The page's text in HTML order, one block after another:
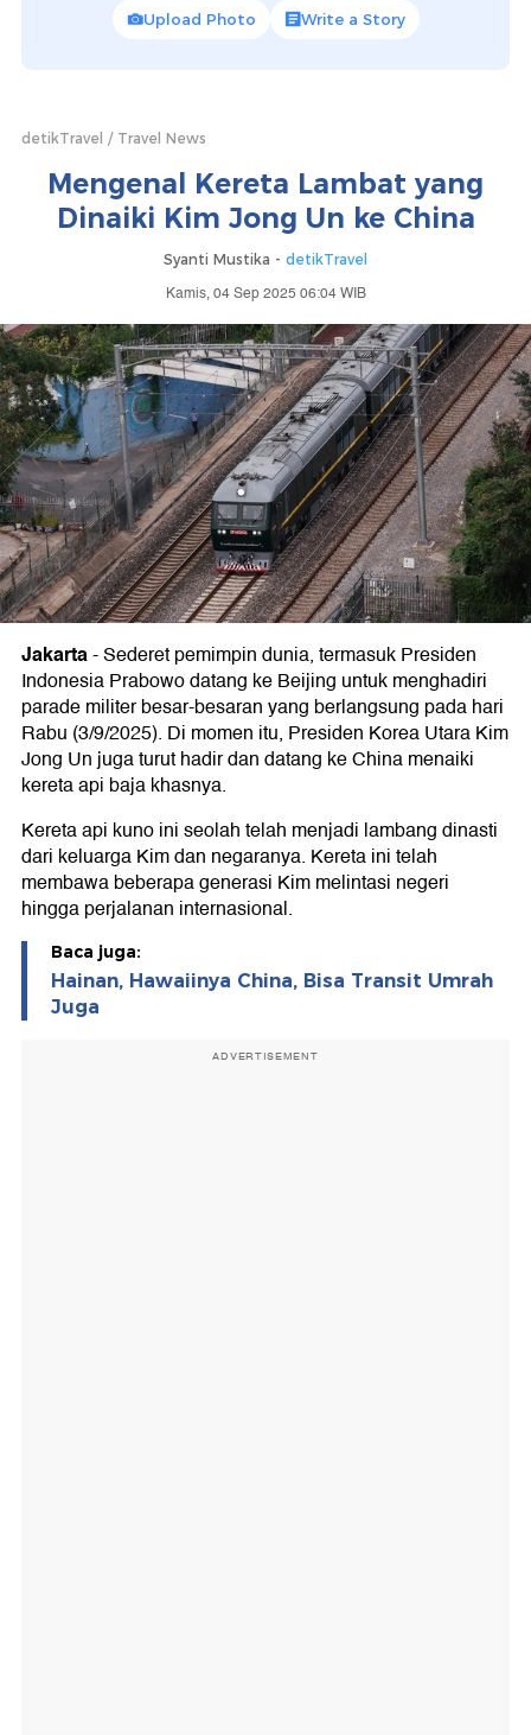
Upload Photo Write a Story
detikTravel Travel News
Mengenal Kereta Lambat yang
Dinaiki Kim Jong Un ke China
Syanti Mustika - detikTravel
Kamis, 04 Sep 2025 06:04 WIB
Jakarta-Sederet pemimpin dunia, termasuk Presiden
Indonesia Prabowo datang ke Beijing untuk menghadiri
parade militer besar-besaran yang berlangsung pada hari
Rabu (3/9/2025). Di momen itu, Presiden Korea Utara Kim
Jong Un juga turut hadir dan datang ke China menaiki
kereta api baja khasnya.
Kereta api kuno ini seolah telah menjadi lambang dinasti
dari keluarga Kim dan negaranya. Kereta ini telah
membawa beberapa generasi Kim melintasi negeri
hingga perjalanan internasional.
Baca juga:
Hainan, Hawaiinya China, Bisa Transit Umrah
Juga
ADVERTISEMENT